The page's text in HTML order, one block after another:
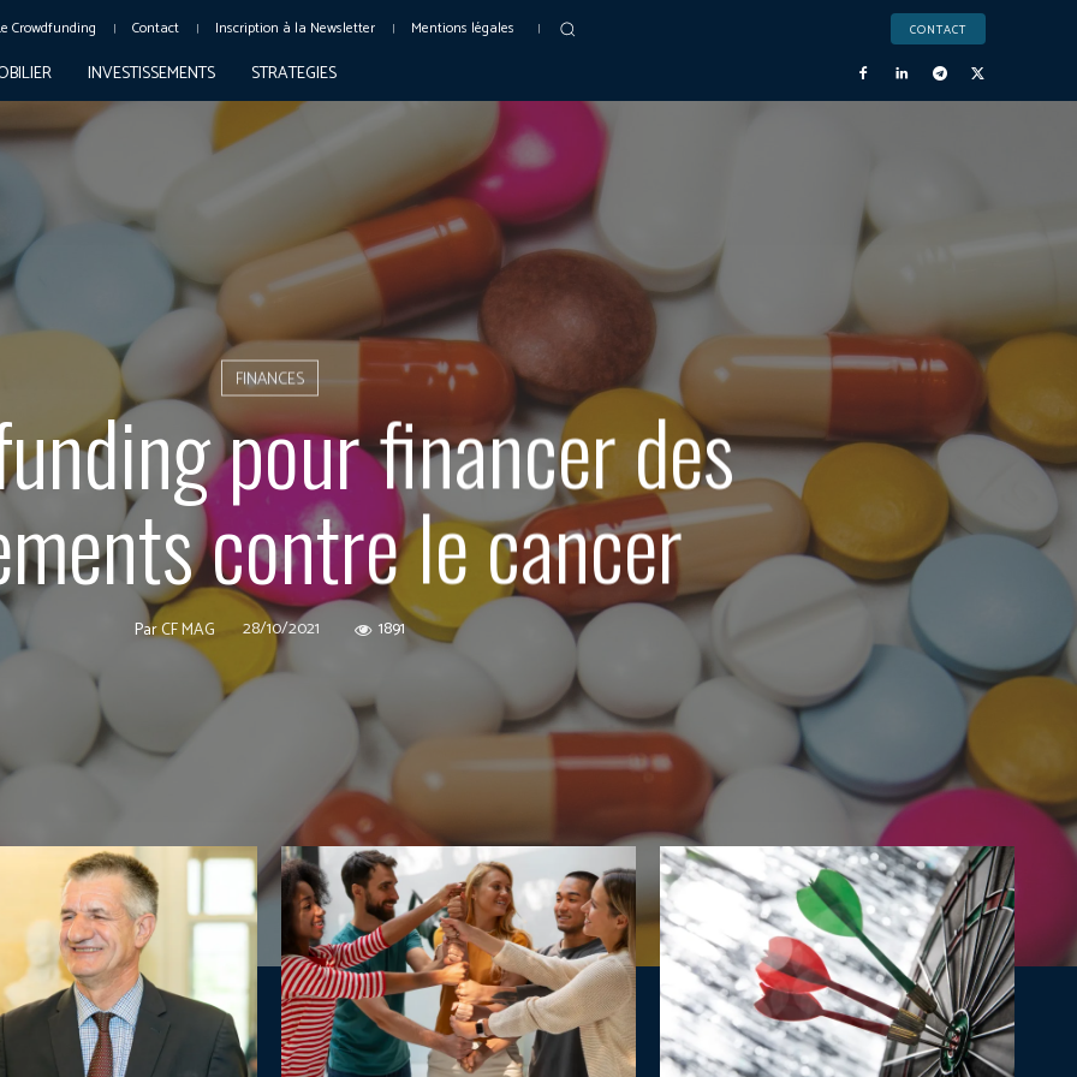
Crowdfunding Contact Inscription à la Newsletter Mentions légales CONTACT
INVESTISSEMENTS STRATEGIES
FINANCES
pour financer des
contre le cancer
ParCF MAG 28/10/2021 1891